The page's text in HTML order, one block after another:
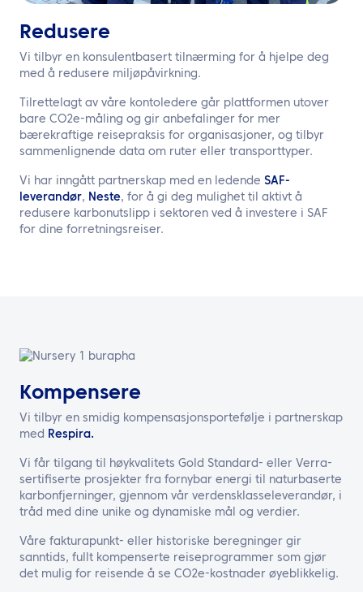
Redusere
Vi tilbyr en konsulentbasert tilnærming for å hjelpe deg
med å redusere miljøpåvirkning.
Tilrettelagt av våre kontoledere går plattformen utover
bare CO2e-måling og gir anbefalinger for mer
bærekraftige reisepraksis for organisasjoner, og tilbyr
sammenlignende data om ruter eller transporttyper.
Vi har inngått partnerskap med en ledende SAF-
leverandør, Neste, for å gi deg mulighet til aktivt å
redusere karbonutslipp i sektoren ved å investere i SAF
for dine forretningsreiser.
Kompensere
Vi tilbyr en smidig kompensasjonsportefølje i partnerskap
med Respira.
Vi får tilgang til høykvalitets Gold Standard- eller Verra-
sertifiserte prosjekter fra fornybar energi til naturbaserte
karbonfjerninger, gjennom vår verdensklasseleverandør, i
tråd med dine unike og dynamiske mål og verdier.
Våre fakturapunkt- eller historiske beregninger gir
sanntids, fullt kompenserte reiseprogrammer som gjør
det mulig for reisende å se CO2e-kostnader øyeblikkelig.